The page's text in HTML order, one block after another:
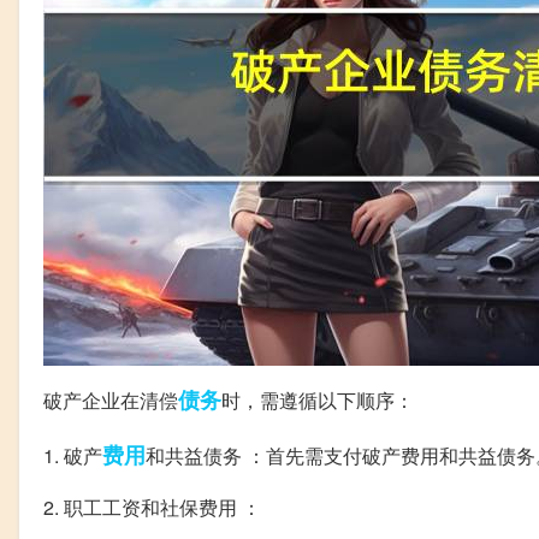
破产企业在清偿债务时，需遵循以下顺序：
1. 破产费用和共益债务 ：首先需支付破产费用和共益债
2. 职工工资和社保费用 ：